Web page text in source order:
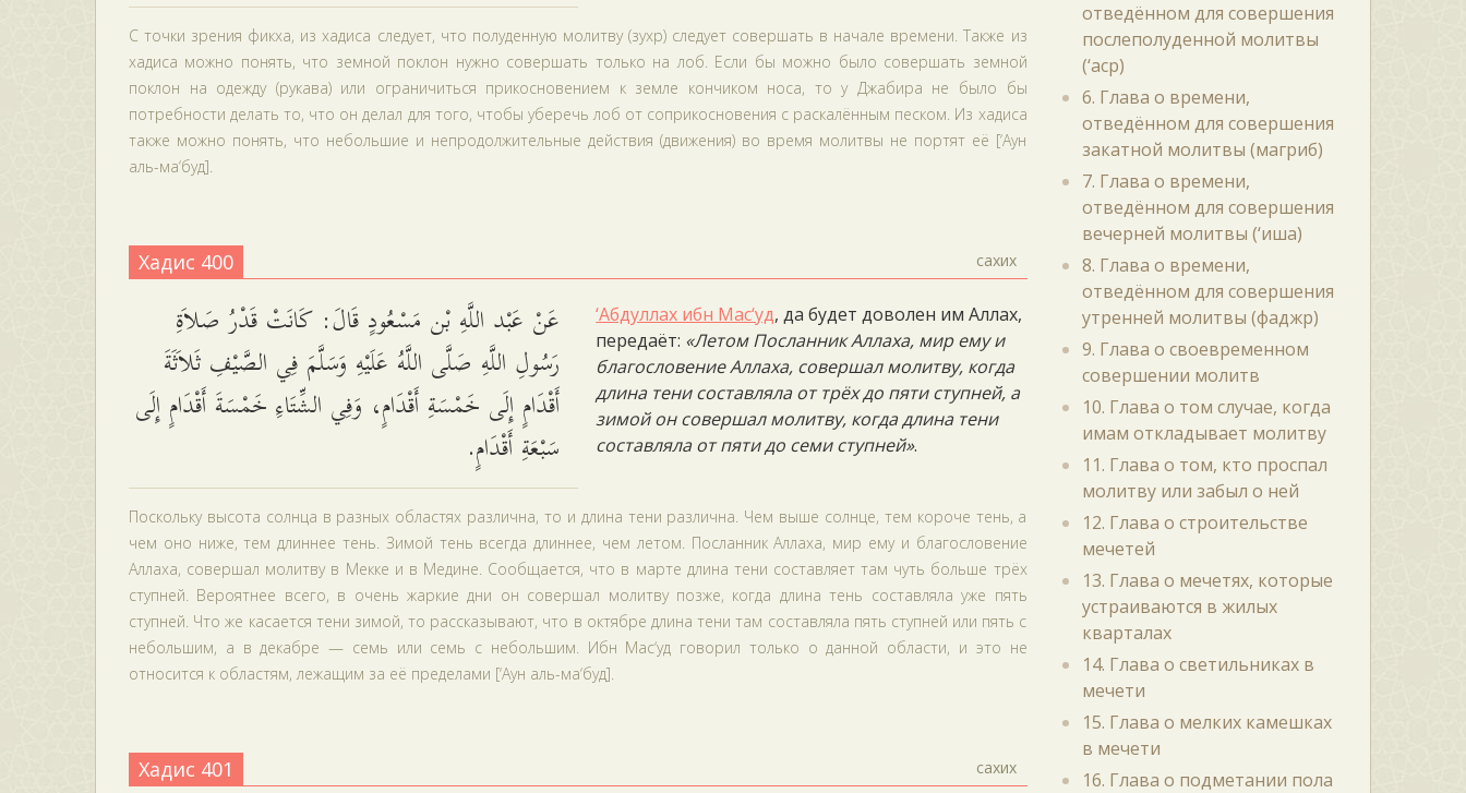
С точки зрения фикха, из хадиса следует, что полуденную молитву (зухр) следует совершать в начале времени. Также из
хадиса можно понять, что земной поклон нужно совершать только на лоб. Если бы можно было совершать земной
поклон на одежду (рукава) или ограничиться прикосновением к земле кончиком носа, то у Джабира не было бы
потребности делать то, что он делал для того, чтобы уберечь лоб от соприкосновения с раскалённым песком. Из хадиса
также можно понять, что небольшие и непродолжительные действия (движения) во время молитвы не портят её [‘Аун
аль-ма‘буд].
Хадис 400 сахих
عَنْ عَبْد اللَّهِ بْن مَسْعُودٍ قَالَ: كَانَتْ قَدْرُ صَلاَةِ
رَسُولِ اللَّهِ صَلَّى اللَّهُ عَلَيْهِ وَسَلَّمَ فِي الصَّيْفِ ثَلاَثَةَ
أَقْدَامٍ إِلَى خَمْسَةِ أَقْدَامٍ، وَفِي الشِّتَاءِ خَمْسَةَ أَقْدَامٍ إِلَى
سَبْعَةِ أَقْدَامٍ.
‘Абдуллах ибн Мас‘уд, да будет доволен им Аллах,
передаёт: «Летом Посланник Аллаха, мир ему и
благословение Аллаха, совершал молитву, когда
длина тени составляла от трёх до пяти ступней, а
зимой он совершал молитву, когда длина тени
составляла от пяти до семи ступней».
Поскольку высота солнца в разных областях различна, то и длина тени различна. Чем выше солнце, тем короче тень, а
чем оно ниже, тем длиннее тень. Зимой тень всегда длиннее, чем летом. Посланник Аллаха, мир ему и благословение
Аллаха, совершал молитву в Мекке и в Медине. Сообщается, что в марте длина тени составляет там чуть больше трёх
ступней. Вероятнее всего, в очень жаркие дни он совершал молитву позже, когда длина тень составляла уже пять
ступней. Что же касается тени зимой, то рассказывают, что в октябре длина тени там составляла пять ступней или пять с
небольшим, а в декабре — семь или семь с небольшим. Ибн Мас‘уд говорил только о данной области, и это не
относится к областям, лежащим за её пределами [‘Аун аль-ма‘буд].
Хадис 401 сахих
отведённом для совершения
послеполуденной молитвы
(‘аср)
6. Глава о времени,
отведённом для совершения
закатной молитвы (магриб)
7. Глава о времени,
отведённом для совершения
вечерней молитвы (‘иша)
8. Глава о времени,
отведённом для совершения
утренней молитвы (фаджр)
9. Глава о своевременном
совершении молитв
10. Глава о том случае, когда
имам откладывает молитву
11. Глава о том, кто проспал
молитву или забыл о ней
12. Глава о строительстве
мечетей
13. Глава о мечетях, которые
устраиваются в жилых
кварталах
14. Глава о светильниках в
мечети
15. Глава о мелких камешках
в мечети
16. Глава о подметании пола